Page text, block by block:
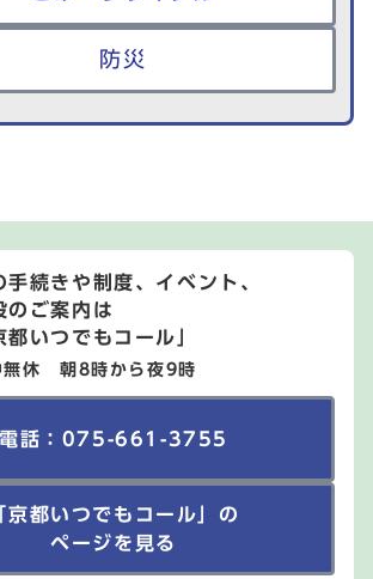
防災
手続きや制度、イベント、
のご案内は
都いつでもコール」
無休 朝8時から夜9時
電話：075-661-3755
京都いつでもコール」の
ページを見る